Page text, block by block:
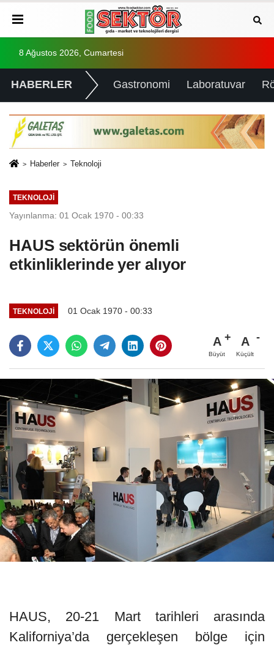
8 Ağustos 2026, Cumartesi
HABERLER Gastronomi Laboratuvar
Haberler Teknoloji
TEKNOLOJI
Yayınlanma: 01 Ocak 1970 - 00:33
HAUS sektörün önemli
etkinliklerinde yer alıyor
TEKNOLOJI 01 Ocak 1970 - 00:33
A
Büyüt
A
Küçült
HAUS, 20-21 Mart tarihleri arasında
Kaliforniya’da gerçekleşen bölge için